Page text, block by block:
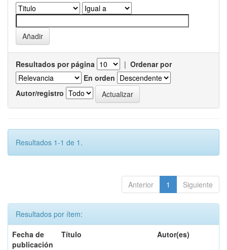
Resultados por página | Ordenar por
En orden
Autor/registro
Resultados 1-1 de 1.
Anterior 1 Siguiente
Resultados por ítem:
Fecha de
publicación
Título Autor(es)